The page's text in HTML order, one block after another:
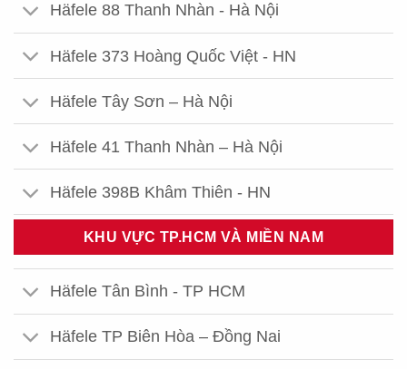
Häfele 88 Thanh Nhàn - Hà Nội
Häfele 373 Hoàng Quốc Việt - HN
Häfele Tây Sơn – Hà Nội
Häfele 41 Thanh Nhàn – Hà Nội
Häfele 398B Khâm Thiên - HN
Häfele Thái Thịnh – Hà Nội
Häfele 459 Hoàng Quốc Việt - HN
Häfele 302 Khâm Thiên - HN
KHU VỰC TP.HCM VÀ MIỀN NAM
Häfele Tân Bình - TP HCM
Häfele TP Biên Hòa – Đồng Nai